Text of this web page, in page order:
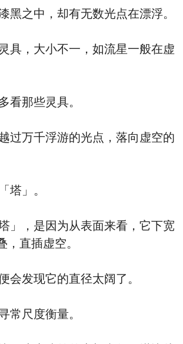
之中，却有无数光点在漂浮。
具，大小不一，如流星一般在虚
那些灵具。
过万千浮游的光点，落向虚空的
塔」。
」，是因为从表面来看，它下宽
，直插虚空。
发现它的直径太阔了。
尺度衡量。